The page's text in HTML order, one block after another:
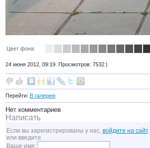
Цвет фона:
24 июня 2012, 09:19. Просмотров: 7532 |
Перейти: В галерею
Нет комментариев
Написать
Если вы зарегистрированы у нас, войдите на сайт.
или введите
Ваше имя: